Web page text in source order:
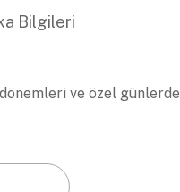
Bilgileri
ve özel